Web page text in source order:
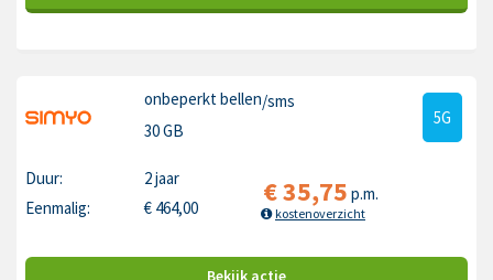
onbeperkt bellen/sms
30 GB
5G
Duur:
2 jaar
Eenmalig:
€ 464,00 €35,75 p.m.
kostenoverzicht
Bekijk actie